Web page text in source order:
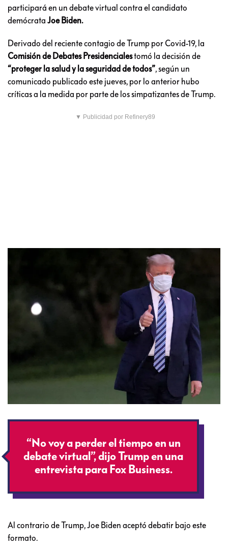
participará en un debate virtual contra el candidato
demócrata Joe Biden.
Derivado del reciente contagio de Trump por Covid-19, la
Comisión de Debates Presidencialestomó la decisión de
“proteger la salud y la seguridad de todos”, según un
comunicado publicado este jueves, por lo anterior hubo
críticas a la medida por parte de los simpatizantes de Trump.
▼ Publicidad por Refinery89
“No voy a perder el tiempo en un
debate virtual”, dijo Trump en una
entrevista para Fox Business.
Al contrario de Trump, Joe Biden aceptó debatir bajo este
formato.